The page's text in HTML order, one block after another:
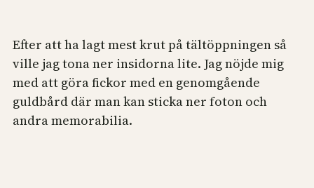
Efter att ha lagt mest krut på tältöppningen så
ville jag tona ner insidorna lite. Jag nöjde mig
med att göra fickor med en genomgående
guldbård där man kan sticka ner foton och
andra memorabilia.